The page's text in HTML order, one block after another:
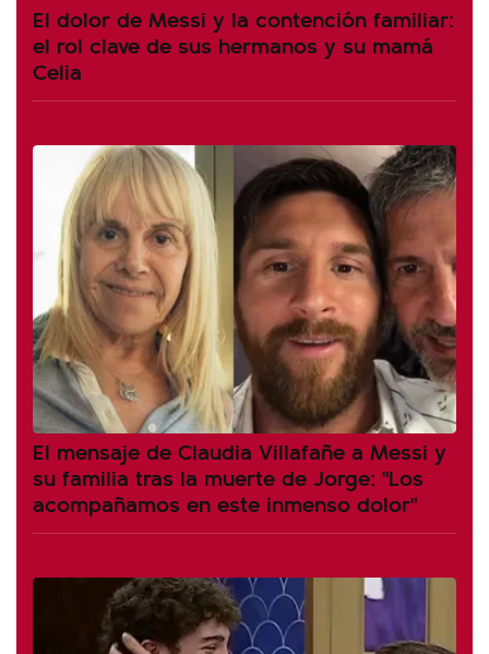
El dolor de Messi y la contención familiar:
el rol clave de sus hermanos y su mamá
Celia
El mensaje de Claudia Villafañe a Messi y
su familia tras la muerte de Jorge: "Los
acompañamos en este inmenso dolor"